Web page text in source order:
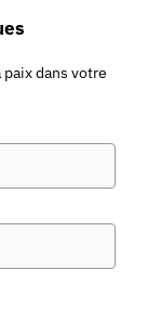
dans votre